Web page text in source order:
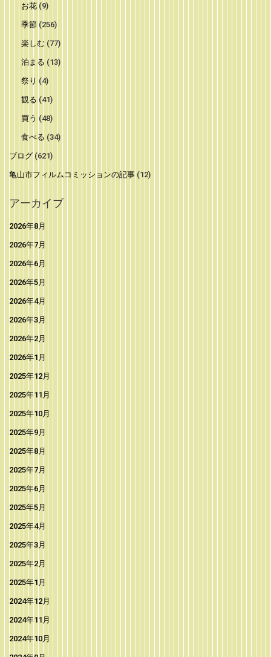
お花(9)
季節 (256)
楽しむ (77)
泊まる (13)
祭り (4)
観る (41)
買う (48)
食べる (34)
ブログ (621)
亀山市フィルムコミッションの記事 (12)
アーカイブ
2026年8月
2026年7月
2026年6月
2026年5月
2026年4月
2026年3月
2026年2月
2026年1月
2025年12月
2025年11月
2025年10月
2025年9月
2025年8月
2025年7月
2025年6月
2025年5月
2025年4月
2025年3月
2025年2月
2025年1月
2024年12月
2024年11月
2024年10月